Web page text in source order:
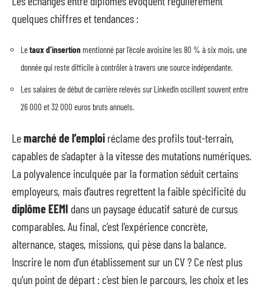
quelques chiffres et tendances :
Letaux d’insertion mentionné par l’école avoisine les 80 % à six mois, une
donnée qui reste difficile à contrôler à travers une source indépendante.
Les salaires de début de carrière relevés sur LinkedIn oscillent souvent entre
26 000 et 32 000 euros bruts annuels.
Lemarché de l’emploi réclame des profils tout-terrain,
capables de s’adapter à la vitesse des mutations numériques.
La polyvalence inculquée par la formation séduit certains
employeurs, mais d’autres regrettent la faible spécificité du
diplôme EEMI dans un paysage éducatif saturé de cursus
comparables. Au final, c’est l’expérience concrète,
alternance, stages, missions, qui pèse dans la balance.
Inscrire le nom d’un établissement sur un CV ? Ce n’est plus
qu’un point de départ : c’est bien le parcours, les choix et les